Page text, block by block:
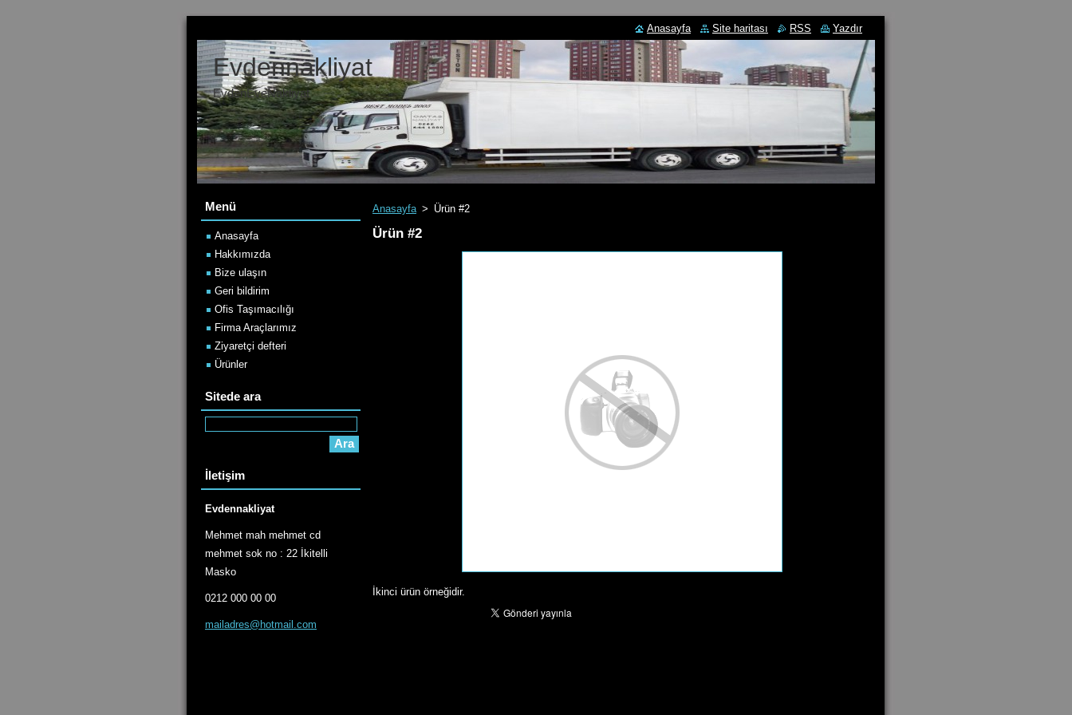
Evdennakliyat
EvdenEveNakliyat
Anasayfa > Ürün #2
Ürün #2
İkinci ürün örneğidir.
Menü
Anasayfa
Hakkımızda
Bize ulaşın
Geri bildirim
Ofis Taşımacılığı
Firma Araçlarımız
Ziyaretçi defteri
Ürünler
Sitede ara
İletişim
Evdennakliyat
Mehmet mah mehmet cd
mehmet sok no : 22 İkitelli
Masko
0212 000 00 00
mailadres@hotmai l.com
Anasayfa Site haritası RSS Yazdır